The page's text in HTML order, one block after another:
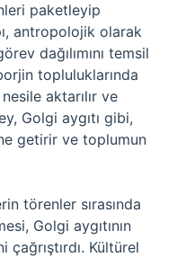
paketleyip
antropolojik olarak
dağılımını temsil
topluluklarında
aktarılır ve
Golgi aygıtı gibi,
getirir ve toplumun
törenler sırasında
Golgi aygıtının
çağrıştırdı. Kültürel